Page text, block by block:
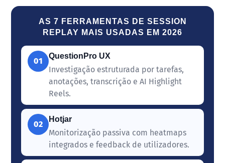
AS 7 FERRAMENTAS DE SESSION
REPLAY MAIS USADAS EM 2026
01
QuestionPro UX
Investigação estruturada por tarefas,
anotações, transcrição e AI Highlight
Reels.
02
Hotjar
Monitorização passiva com heatmaps
integrados e feedback de utilizadores.